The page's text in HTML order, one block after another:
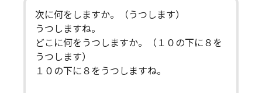
次に何をしますか。（うつします）
うつしますね。
どこに何をうつしますか。（１０の下に８を
うつします）
１０の下に８をうつしますね。